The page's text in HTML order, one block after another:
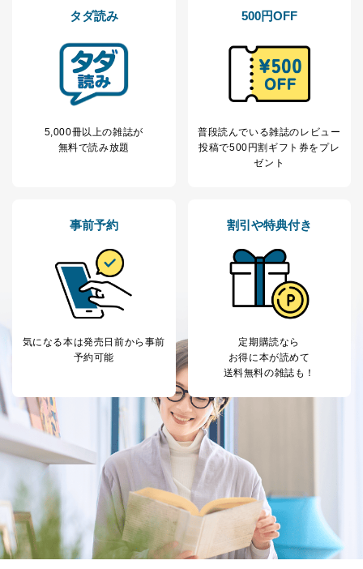
本人の同意を得ることなく第三者に提供することはあり
ません。ただし、次の場合は除きます。
法令に基づく場合
人の生命､身体または財産の保護のために必要がある
き。
公衆衛生の向上または児童の健全な育成の推進のため
に特に必要がある場合であって、本人の同意を得るこ
する必要がある場合であって、本人の同意を得ること
上記２．の利用目的を実施するために守秘義務を結ん
だ企業に、業務の一部として個人情報の取扱いを委
託・提供する場合、その業務に必要な範囲で委託・提
供先企業に個人情報を開示することがあります。
が、これらに限りません。
委託先：カスタマーサポート支援会社 、クレジッ
トカード決済などの決済代行・料金回収会社、広
告配信サービス会社
提供先：出版社、出版物発売元、卸売会社、販売
店など商品の供給者、梱包会社、配送会社、新聞
販売店などの梱包・配送・配達会社
４．開示対象個人情報の「開示」「訂正」等の請求につ
当社は、本人から、開示対象個人情報について利用目的
の通知を求められた場合には、遅滞なくこれに応じま
す。ただし、以下①～④のいずれかに該当する場合は、
利用目的の通知を行なうことはできません。そのとき
タダ読み
5,000冊以上の雑誌が
無料で読み放題
500円OFF
普段読んでいる雑誌のレビュー
投稿で500円割ギフト券をプレ
ゼント
事前予約
気になる本は発売日前から事前
予約可能
割引や特典付き
定期購読なら
お得に本が読めて
送料無料の雑誌も！